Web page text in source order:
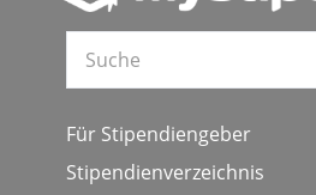
Suche
Für Stipendiengeber
Stipendienverzeichnis